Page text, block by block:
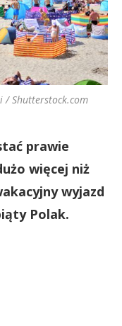
/ Shutterstock.com
prawie
więcej niż
wyjazd
Polak.